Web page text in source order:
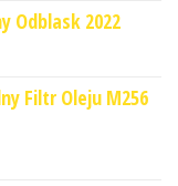
Odblask 2022
Filtr Oleju M256